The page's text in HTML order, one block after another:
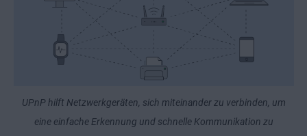
UPnP hilft Netzwerkgeräten, sich miteinander zu verbinden, um
eine einfache Erkennung und schnelle Kommunikation zu